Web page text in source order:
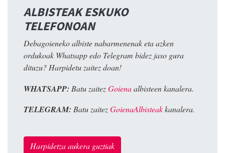
ALBISTEAK ESKUKO
TELEFONOAN
Debagoieneko albiste nabarmenenak eta azken
ordukoak Whatsapp edo Telegram bidez jaso gura
dituzu? Harpidetu zaitez doan!
WHATSAPP: Batu zaitezGoienaalbisteen kanalera.
TELEGRAM: Batu zaitezGoienaAlbisteakkanalera.
Harpidetza aukera guztiak